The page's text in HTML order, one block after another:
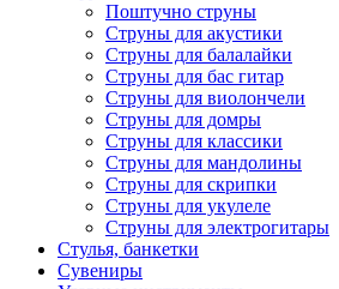
Поштучно струны
Струны для акустики
Струны для балалайки
Струны для бас гитар
Струны для виолончели
Струны для домры
Струны для классики
Струны для мандолины
Струны для скрипки
Струны для укулеле
Струны для электрогитары
Стулья, банкетки
Сувениры